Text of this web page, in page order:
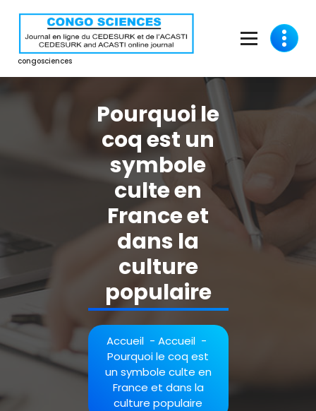
contenu
congosciences
Pourquoi le
coq est un
symbole
culte en
France et
dans la
culture
populaire
Accueil - Accueil -
Pourquoi le coq est
un symbole culte en
France et dans la
culture populaire